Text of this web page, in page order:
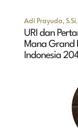
Adi Prayuda,
URI dan
Mana Grand
Indonesia